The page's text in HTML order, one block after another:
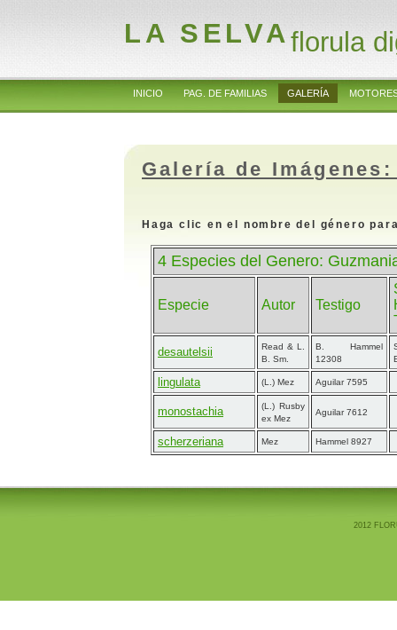
LA SELVAflorula
INICIO PAG. DE FAMILIAS GALERÍA
Galería de
Haga clic en el nombre del género
4 Especies del Genero:
Especie Autor Testigo
desautelsii
Read & L.
B. Sm.
B. Hammel
12308
lingulata (L.) Mez Aguilar 7595
monostachia
(L.) Rusby
ex Mez
Aguilar 7612
scherzeriana Mez Hammel 8927
2012